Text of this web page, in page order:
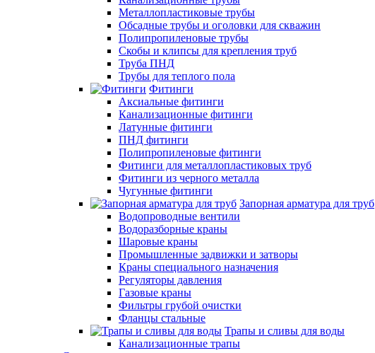
Металлопластиковые трубы
Обсадные трубы и оголовки для скважин
Полипропиленовые трубы
Скобы и клипсы для крепления труб
Труба ПНД
Трубы для теплого пола
Фитинги
Аксиальные фитинги
Канализационные фитинги
Латунные фитинги
ПНД фитинги
Полипропиленовые фитинги
Фитинги для металлопластиковых труб
Фитинги из черного металла
Чугунные фитинги
Запорная арматура для труб
Водопроводные вентили
Водоразборные краны
Шаровые краны
Промышленные задвижки и затворы
Краны специального назначения
Регуляторы давления
Газовые краны
Фильтры грубой очистки
Фланцы стальные
Трапы и сливы для воды
Канализационные трапы